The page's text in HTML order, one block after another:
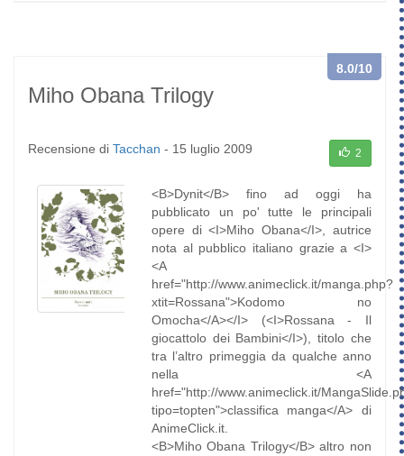
Miho Obana Trilogy
8.0/10
Recensione di Tacchan - 15 luglio 2009 2
<B>Dynit</B> fino ad oggi ha
pubblicato un po' tutte le principali
opere di <I>Miho Obana</I>, autrice
nota al pubblico italiano grazie a <I>
<A
href="http://www.animeclick.it/manga.php?
xtit=Rossana">Kodomo no
Omocha</A></I> (<I>Rossana - Il
giocattolo dei Bambini</I>), titolo che
tra l’altro primeggia da qualche anno
nella <A
href="http://www.animeclick.it/
tipo=topten">classifica manga</A> di
AnimeClick.it.
<B>Miho Obana Trilogy</B> altro non